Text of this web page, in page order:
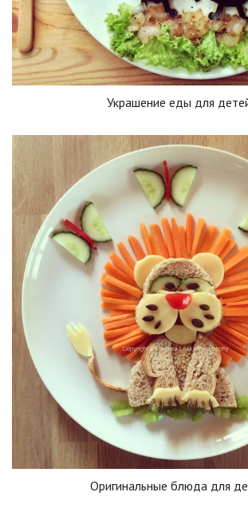
Украшение еды для
Оригинальные блюда для